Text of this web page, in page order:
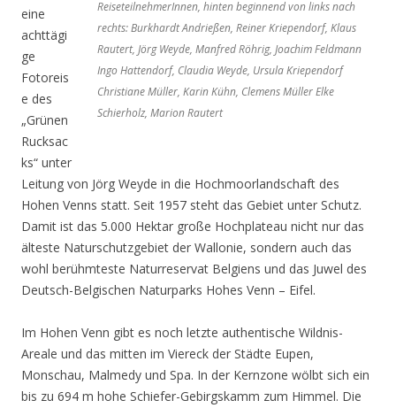
ReiseteilnehmerInnen, hinten beginnend von links nach
rechts: Burkhardt Andrießen, Reiner Kriependorf, Klaus
Rautert, Jörg Weyde, Manfred Röhrig, Joachim Feldmann
Ingo Hattendorf, Claudia Weyde, Ursula Kriependorf
Christiane Müller, Karin Kühn, Clemens Müller Elke
Schierholz, Marion Rautert
eine
achttägi
ge
Fotoreis
e des
„Grünen
Rucksac
ks“ unter
Leitung von Jörg Weyde in die Hochmoorlandschaft des
Hohen Venns statt. Seit 1957 steht das Gebiet unter Schutz.
Damit ist das 5.000 Hektar große Hochplateau nicht nur das
älteste Naturschutzgebiet der Wallonie, sondern auch das
wohl berühmteste Naturreservat Belgiens und das Juwel des
Deutsch-Belgischen Naturparks Hohes Venn – Eifel.
Im Hohen Venn gibt es noch letzte authentische Wildnis-
Areale und das mitten im Viereck der Städte Eupen,
Monschau, Malmedy und Spa. In der Kernzone wölbt sich ein
bis zu 694 m hohe Schiefer-Gebirgskamm zum Himmel. Die